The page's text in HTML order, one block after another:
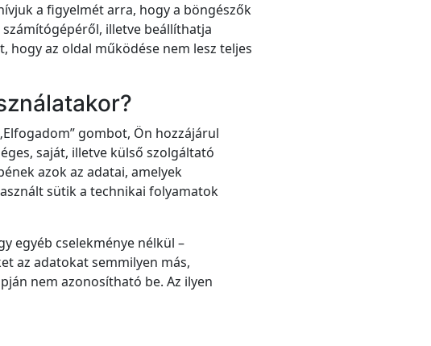
a figyelmét arra, hogy a böngészők
illetve beállíthatja
hogy az oldal működése nem lesz teljes
gombot, Ön hozzájárul
saját, illetve külső szolgáltató
azok az adatai, amelyek
sütik a technikai folyamatok
egyéb cselekménye nélkül –
az adatokat semmilyen más,
nem azonosítható be. Az ilyen